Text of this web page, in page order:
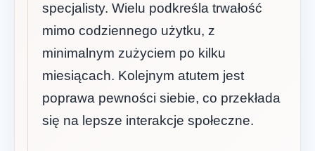
specjalisty. Wielu podkreśla trwałość
mimo codziennego użytku, z
minimalnym zużyciem po kilku
miesiącach. Kolejnym atutem jest
poprawa pewności siebie, co przekłada
się na lepsze interakcje społeczne.